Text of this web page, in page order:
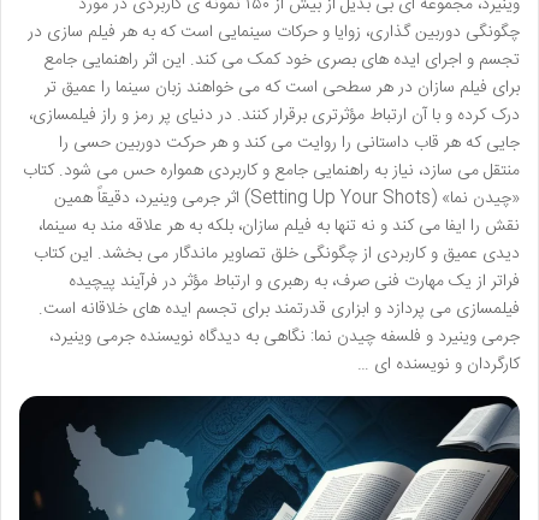
چگونگی دوربین گذاری، زوایا و حرکات سینمایی است که به هر فیلم سازی در
تجسم و اجرای ایده های بصری خود کمک می کند. این اثر راهنمایی جامع
برای فیلم سازان در هر سطحی است که می خواهند زبان سینما را عمیق تر
درک کرده و با آن ارتباط مؤثرتری برقرار کنند. در دنیای پر رمز و راز فیلمسازی،
جایی که هر قاب داستانی را روایت می کند و هر حرکت دوربین حسی را
منتقل می سازد، نیاز به راهنمایی جامع و کاربردی همواره حس می شود. کتاب
«چیدن نما» (Setting Up Your Shots) اثر جرمی وینیرد، دقیقاً همین
نقش را ایفا می کند و نه تنها به فیلم سازان، بلکه به هر علاقه مند به سینما،
دیدی عمیق و کاربردی از چگونگی خلق تصاویر ماندگار می بخشد. این کتاب
فراتر از یک مهارت فنی صرف، به رهبری و ارتباط مؤثر در فرآیند پیچیده
فیلمسازی می پردازد و ابزاری قدرتمند برای تجسم ایده های خلاقانه است.
جرمی وینیرد و فلسفه چیدن نما: نگاهی به دیدگاه نویسنده جرمی وینیرد،
کارگردان و نویسنده ای …